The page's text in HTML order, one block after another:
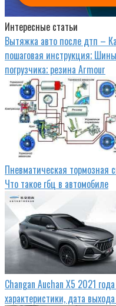
Интересные статьи
Вытяжка авто после дтп –
пошаговая инструкция;
погрузчика; резина Armour
Пневматическая тормозная
Что такое гбц в автомобиле
Changan Auchan X5 2021
характеристики, дата